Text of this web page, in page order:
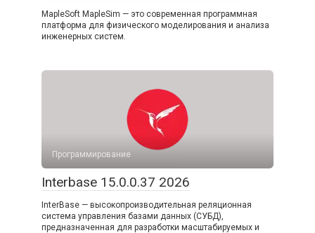
MapleSoft MapleSim — это современная программная
платформа для физического моделирования и анализа
инженерных систем.
Программирование
Interbase 15.0.0.37 2026
InterBase — высокопроизводительная реляционная
система управления базами данных (СУБД),
предназначенная для разработки масштабируемых и